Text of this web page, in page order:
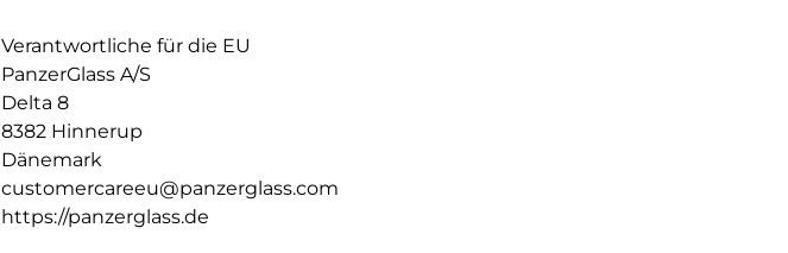
Verantwortliche für die EU
PanzerGlass A/S
Delta 8
8382 Hinnerup
Dänemark
customercareeu@panzerglass.com
https://panzerglass.de